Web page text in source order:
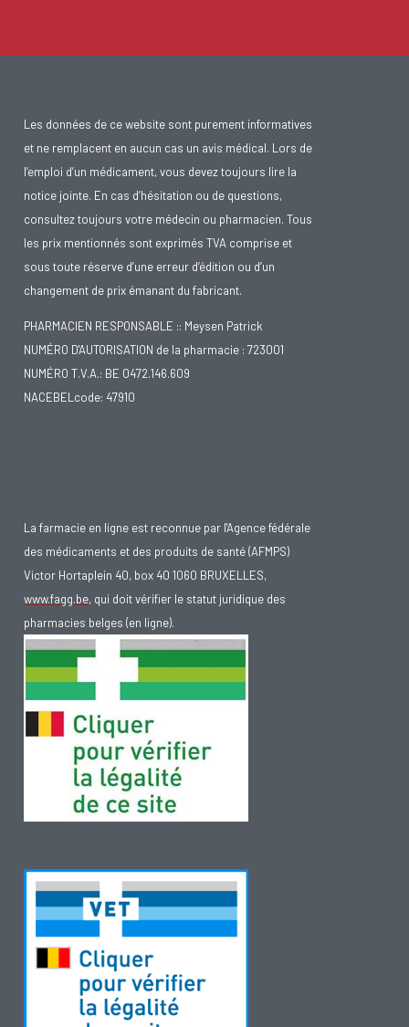
Les données de ce website sont purement informatives
et ne remplacent en aucun cas un avis médical. Lors de
l’emploi d’un médicament, vous devez toujours lire la
notice jointe. En cas d’hésitation ou de questions,
consultez toujours votre médecin ou pharmacien. Tous
les prix mentionnés sont exprimés TVA comprise et
sous toute réserve d’une erreur d’édition ou d’un
changement de prix émanant du fabricant.
PHARMACIEN RESPONSABLE :: Meysen Patrick
NUMÉRO D'AUTORISATION de la pharmacie : 723001
NUMÉRO T.V.A.: BE 0472.146.609
NACEBELcode: 47910
La farmacie en ligne est reconnue par l'Agence fédérale
des médicaments et des produits de santé (AFMPS)
Victor Hortaplein 40, box 40 1060 BRUXELLES,
www.fagg.be, qui doit vérifier le statut juridique des
pharmacies belges (en ligne).